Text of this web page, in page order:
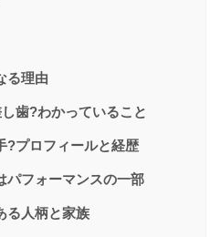
る理由
歯?わかっていること
?プロフィールと経歴
パフォーマンスの一部
る人柄と家族